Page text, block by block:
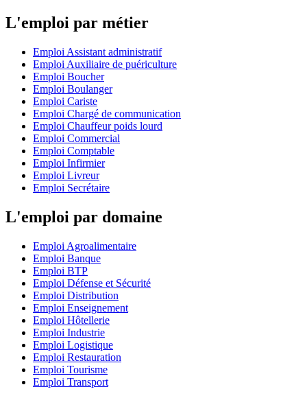
L'emploi par métier
Emploi Assistant administratif
Emploi Auxiliaire de puériculture
Emploi Boucher
Emploi Boulanger
Emploi Cariste
Emploi Chargé de communication
Emploi Chauffeur poids lourd
Emploi Commercial
Emploi Comptable
Emploi Infirmier
Emploi Livreur
Emploi Secrétaire
L'emploi par domaine
Emploi Agroalimentaire
Emploi Banque
Emploi BTP
Emploi Défense et Sécurité
Emploi Distribution
Emploi Enseignement
Emploi Hôtellerie
Emploi Industrie
Emploi Logistique
Emploi Restauration
Emploi Tourisme
Emploi Transport